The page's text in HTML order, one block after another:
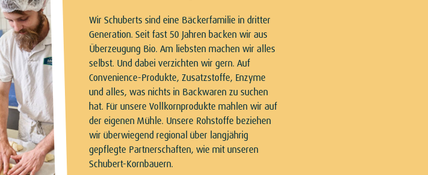
Wir Schuberts sind eine Bäckerfamilie in dritter
Generation. Seit fast 50 Jahren backen wir aus
Überzeugung Bio. Am liebsten machen wir alles
selbst. Und dabei verzichten wir gern. Auf
Convenience-Produkte, Zusatzstoffe, Enzyme
und alles, was nichts in Backwaren zu suchen
hat. Für unsere Vollkornprodukte mahlen wir auf
der eigenen Mühle. Unsere Rohstoffe beziehen
wir überwiegend regional über langjährig
gepflegte Partnerschaften, wie mit unseren
Schubert-Kornbauern.